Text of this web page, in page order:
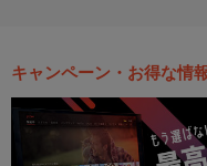
キャンペーン・お得な情